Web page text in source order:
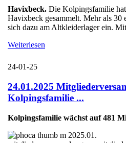
Havixbeck. Die Kolpingsfamilie
Havixbeck gesammelt. Mehr als 30
sich dazu am Altkleiderlager ein.
Weiterlesen
24-01-25
24.01.2025
Kolpingsfamilie ...
Kolpingsfamilie wächst auf 481